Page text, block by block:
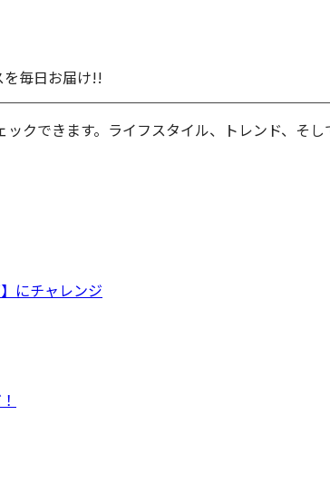
毎日お届け!!
クできます。ライフスタイル、トレンド、そ
にチャレンジ